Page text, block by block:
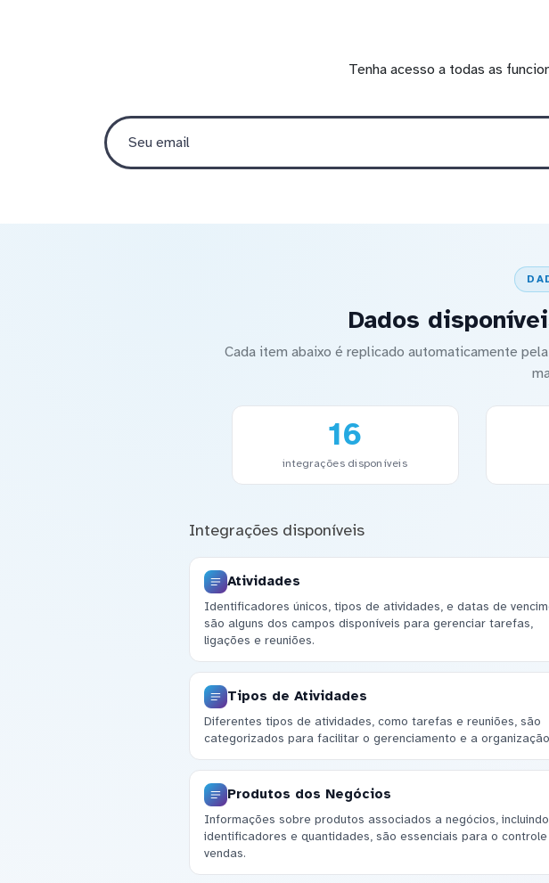
Tenha acesso a todas as
Dados
Cada item abaixo é replicado automaticamente
16
integrações disponíveis
Integrações disponíveis
Atividades
Identificadores únicos, tipos de atividades, e datas de
são alguns dos campos disponíveis para gerenciar tarefas,
ligações e reuniões.
Tipos de Atividades
Diferentes tipos de atividades, como tarefas e reuniões, são
categorizados para facilitar o gerenciamento e a
Produtos dos Negócios
Informações sobre produtos associados a negócios, incluindo
identificadores e quantidades, são essenciais para o
vendas.